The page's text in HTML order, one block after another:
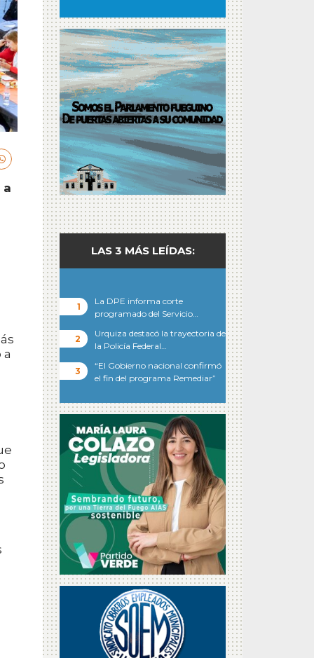
a
LAS 3 MÁS LEÍDAS:
La DPE informa corte
programado del Servicio…
Urquiza destacó la trayectoria de
la Policía Federal…
“El Gobierno nacional confirmó
el fin del programa Remediar”